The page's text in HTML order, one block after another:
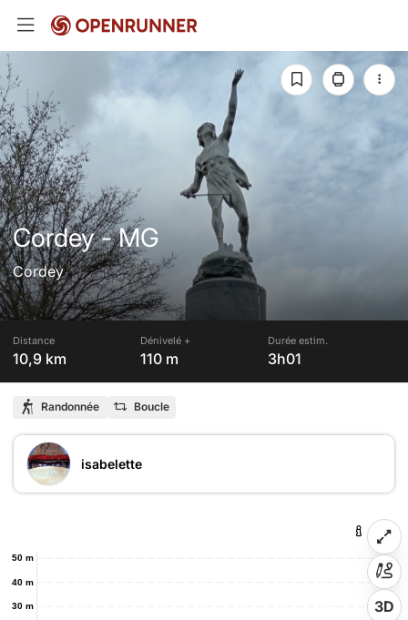
Cordey - MG
Cordey
Distance
10,9 km
Dénivelé +
110 m
Durée estim.
3h01
Randonnée Boucle
isabelette
30 m
40 m
50 m
3D